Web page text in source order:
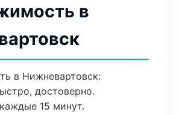
в
в Нижневартовск:
достоверно.
15 минут.